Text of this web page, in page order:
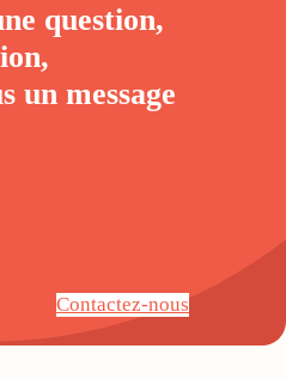
question,
un message
Contactez-nous